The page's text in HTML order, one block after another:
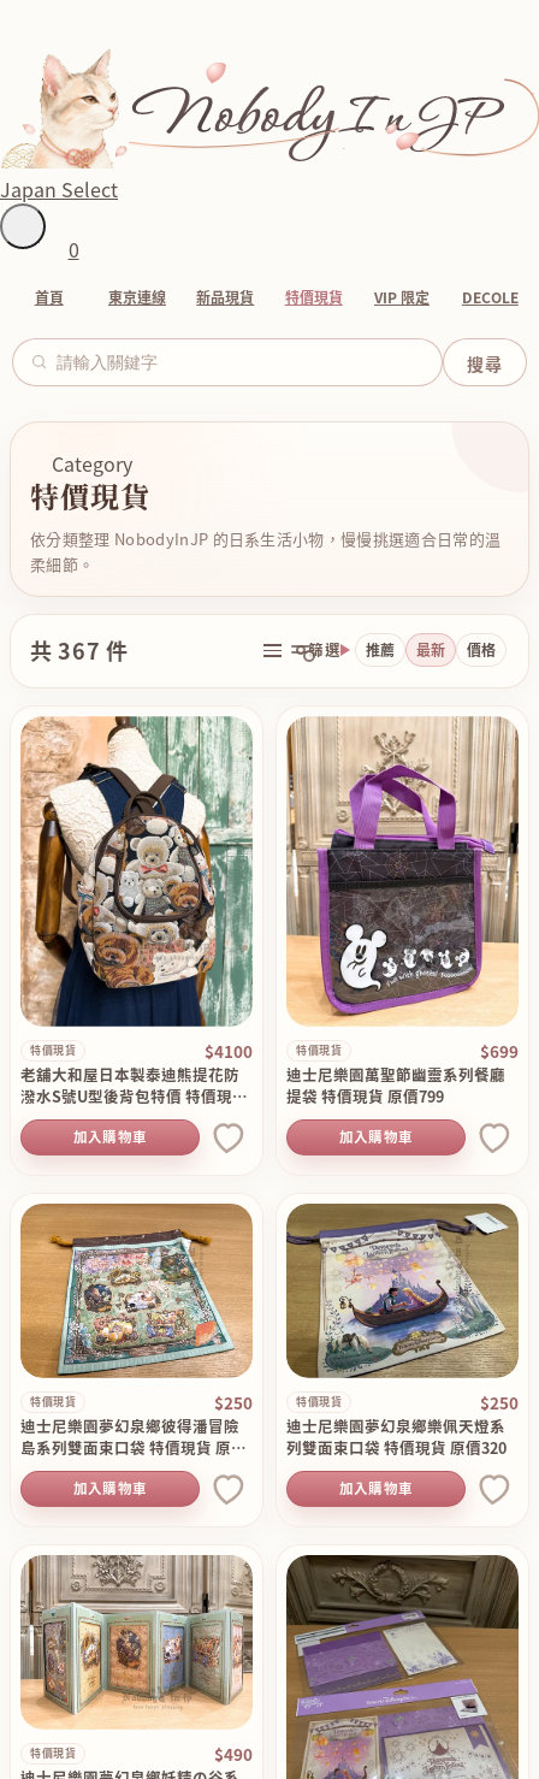
Japan Select
0
首頁 東京連線 新品現貨 特價現貨 VIP 限定 DECOLE
Category
特價現貨
依分類整理 NobodyInJP 的日系生活小物，慢慢挑選適合日常的溫
柔細節。
共 367 件 篩選 推薦 最新 價格
特價現貨 $4100
老舖大和屋日本製泰迪熊提花防
潑水S號U型後背包特價 特價現貨
原價5100
加入購物車
特價現貨 $699
迪士尼樂園萬聖節幽靈系列餐廳
提袋 特價現貨 原價799
加入購物車
特價現貨 $250
迪士尼樂園夢幻泉鄉彼得潘冒險
島系列雙面束口袋 特價現貨 原價
320
加入購物車
特價現貨 $250
迪士尼樂園夢幻泉鄉樂佩天燈系
列雙面束口袋 特價現貨 原價320
加入購物車
特價現貨 $490